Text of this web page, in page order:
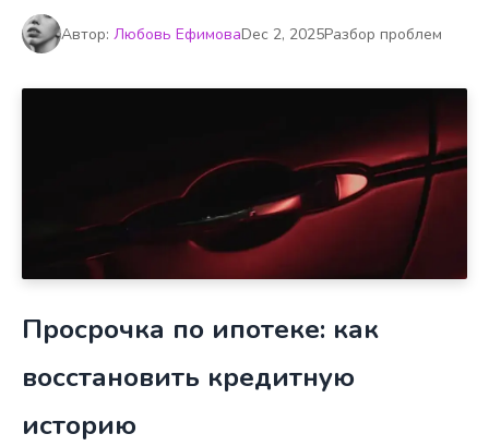
Автор: Любовь ЕфимоваDec 2, 2025Разбор проблем
Просрочка по ипотеке: как
восстановить кредитную
историю